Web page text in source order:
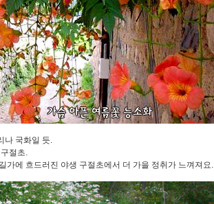
나 국화일 듯.
절초.
가에 흐드러진 야생 구절초에서 더 가을 정취가 느껴져요.